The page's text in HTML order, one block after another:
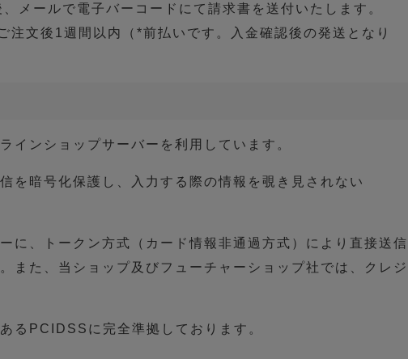
メールで電子バーコードにて請求書を送付いたします。
注文後1週間以内（*前払いです。入金確認後の発送となり
インショップサーバーを利用しています。
を暗号化保護し、入力する際の情報を覗き見されない
に、トークン方式（カード情報非通過方式）により直接送信
また、当ショップ及びフューチャーショップ社では、クレジ
るPCIDSSに完全準拠しております。